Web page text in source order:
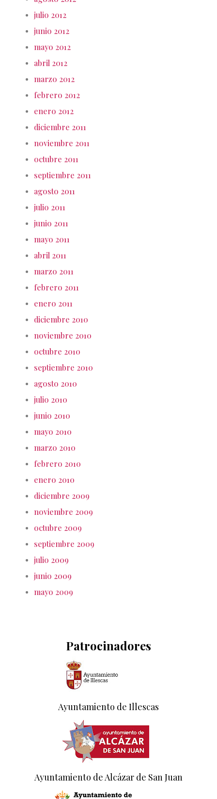
julio 2012
junio 2012
mayo 2012
abril 2012
marzo 2012
febrero 2012
enero 2012
diciembre 2011
noviembre 2011
octubre 2011
septiembre 2011
agosto 2011
julio 2011
junio 2011
mayo 2011
abril 2011
marzo 2011
febrero 2011
enero 2011
diciembre 2010
noviembre 2010
octubre 2010
septiembre 2010
agosto 2010
julio 2010
junio 2010
mayo 2010
marzo 2010
febrero 2010
enero 2010
diciembre 2009
noviembre 2009
octubre 2009
septiembre 2009
julio 2009
junio 2009
mayo 2009
Patrocinadores
Ayuntamiento de Illescas
Ayuntamiento de Alcázar de San Juan